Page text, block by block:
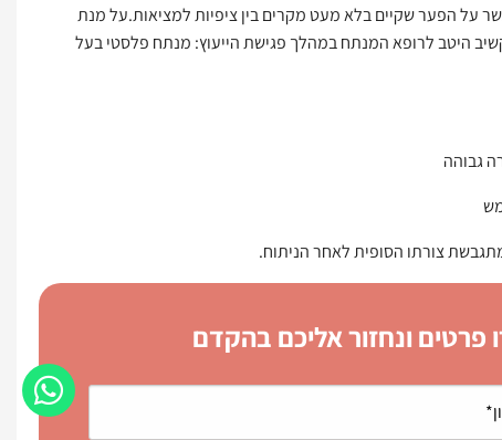
על הפער שקיים בלא מעט מקרים בין ציפיות למציאות.על מנת
היטב לרופא המנתח במהלך פגישת הייעוץ: מנתח פלסטי בעל
גבוהה
צורתו הסופית לאחר הניתוח.
ונחזור אליכם בהקדם